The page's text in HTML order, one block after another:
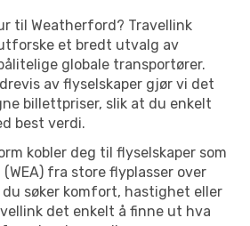
til Weatherford? Travellink
et bredt utvalg av
globale transportører.
av flyselskaper gjør vi det
billettpriser, slik at du enkelt
best verdi.
kobler deg til flyselskaper som
fra store flyplasser over
søker komfort, hastighet eller
det enkelt å finne ut hva